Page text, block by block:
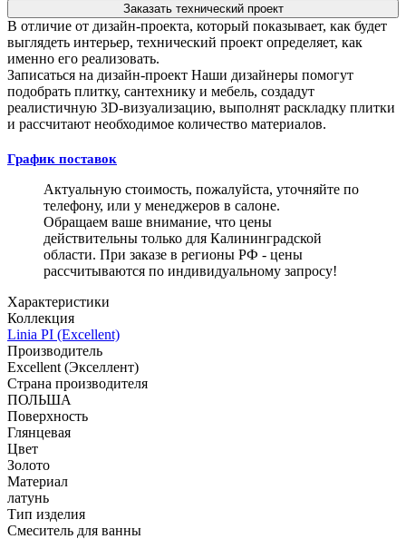
Заказать технический проект
В отличие от дизайн-проекта, который показывает, как будет
выглядеть интерьер, технический проект определяет, как
именно его реализовать.
Записаться на дизайн-проект Наши дизайнеры помогут
подобрать плитку, сантехнику и мебель, создадут
реалистичную 3D-визуализацию, выполнят раскладку плитки
и рассчитают необходимое количество материалов.
График поставок
Актуальную стоимость, пожалуйста, уточняйте по
телефону, или у менеджеров в салоне.
Обращаем ваше внимание, что цены
действительны только для Калининградской
области. При заказе в регионы РФ - цены
рассчитываются по индивидуальному запросу!
Характеристики
Коллекция
Linia PI (Excellent)
Производитель
Excellent (Экселлент)
Страна производителя
ПОЛЬША
Поверхность
Глянцевая
Цвет
Золото
Материал
латунь
Тип изделия
Смеситель для ванны